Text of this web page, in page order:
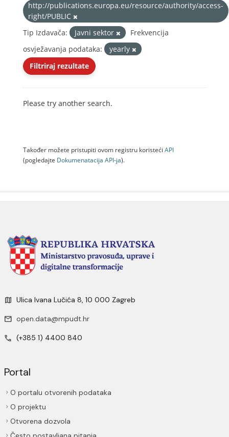
http://publications.europa.eu/resource/authority/access-
right/PUBLIC
Tip Izdavača:
Javni sektor
Frekvencija
osvježavanja podataka:
yearly
Filtriraj rezultate
Please try another search.
Također možete pristupiti ovom registru koristeći API
(pogledajte Dokumenаtаcijа API-jа).